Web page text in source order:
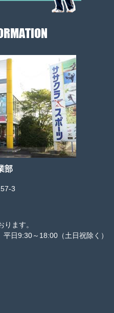
部
3
ます。
日9:30～18:00（土日祝除く）